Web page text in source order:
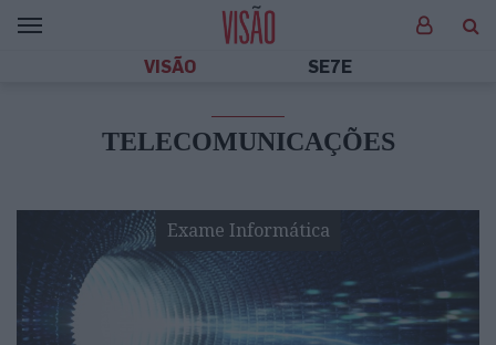
VISÃO SE7E
TELECOMUNICAÇÕES
Exame Informática